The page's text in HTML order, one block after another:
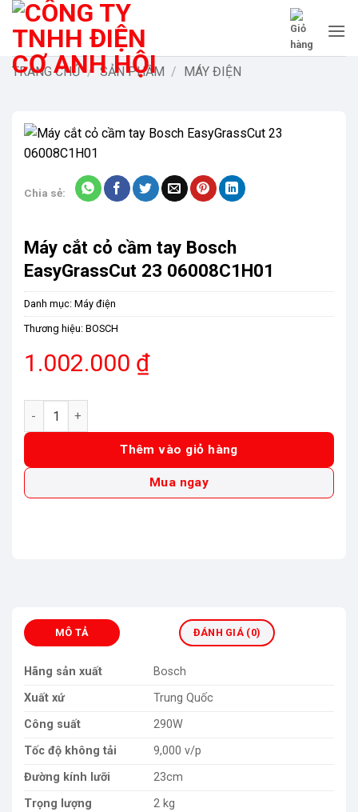
Bỏ
qua
dungTRANG CHỦ / SẢN PHẨM / MÁY ĐIỆN
Chia sẻ:
Máy cắt cỏ cầm tay Bosch
EasyGrassCut 23 06008C1H01
Danh mục: Máy điện
Thương hiệu: BOSCH
1.002.000 ₫
Máy cắt cỏ cầm tay Bosch EasyGrassCut 23 06008C1H01 số
Thêm vào giỏ hàng
Mua ngay
MÔ TẢ ĐÁNH GIÁ (0)
Hãng sản xuất
Bosch
Xuất xứ
Trung Quốc
Công suất
290W
Tốc độ không tải
9,000 v/p
Đường kính lưỡi
23cm
Trọng lượng
2 kg